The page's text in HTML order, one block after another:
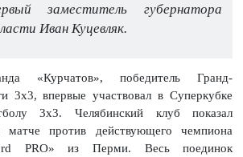
заместитель губернатора
Иван Куцевляк.
«Курчатов», победитель Гранд-
3х3, впервые участвовал в Суперкубке
3х3. Челябинский клуб показал
против действующего чемпиона
PRO» из Перми. Весь поединок